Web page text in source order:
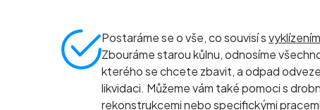
Postaráme se o vše, co souvisí s
Zbouráme starou kůlnu, odnosíme
kterého se chcete zbavit, a odpad
likvidaci. Můžeme vám také pomoci s
rekonstrukcemi nebo specifickými